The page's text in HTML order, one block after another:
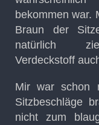
bekommen war.
Braun der
natürlich
Verdeckstoff
Mir war schon
Sitzbeschläge
nicht zum